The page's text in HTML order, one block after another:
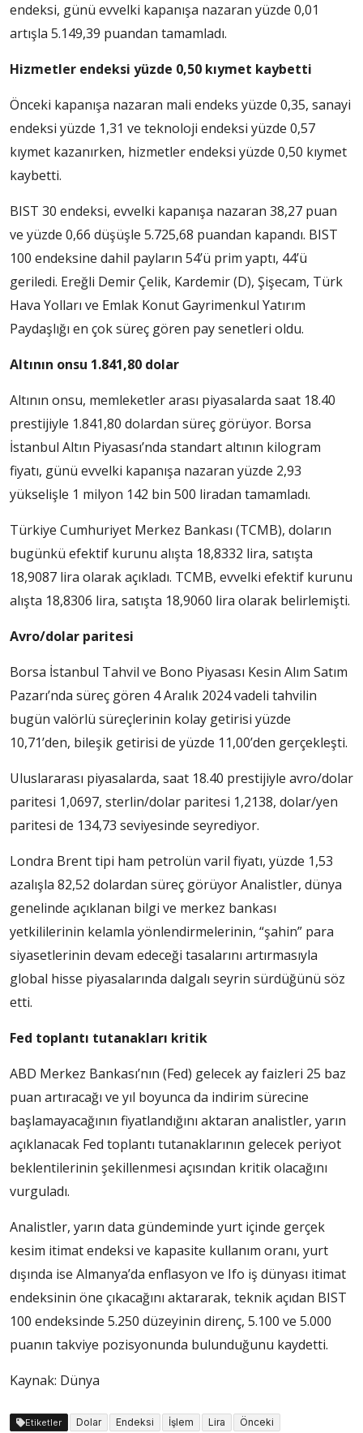
endeksi, günü evvelki kapanışa nazaran yüzde 0,01
artışla 5.149,39 puandan tamamladı.
Hizmetler endeksi yüzde 0,50 kıymet kaybetti
Önceki kapanışa nazaran mali endeks yüzde 0,35, sanayi
endeksi yüzde 1,31 ve teknoloji endeksi yüzde 0,57
kıymet kazanırken, hizmetler endeksi yüzde 0,50 kıymet
kaybetti.
BIST 30 endeksi, evvelki kapanışa nazaran 38,27 puan
ve yüzde 0,66 düşüşle 5.725,68 puandan kapandı. BIST
100 endeksine dahil payların 54’ü prim yaptı, 44’ü
geriledi. Ereğli Demir Çelik, Kardemir (D), Şişecam, Türk
Hava Yolları ve Emlak Konut Gayrimenkul Yatırım
Paydaşlığı en çok süreç gören pay senetleri oldu.
Altının onsu 1.841,80 dolar
Altının onsu, memleketler arası piyasalarda saat 18.40
prestijiyle 1.841,80 dolardan süreç görüyor. Borsa
İstanbul Altın Piyasası’nda standart altının kilogram
fiyatı, günü evvelki kapanışa nazaran yüzde 2,93
yükselişle 1 milyon 142 bin 500 liradan tamamladı.
Türkiye Cumhuriyet Merkez Bankası (TCMB), doların
bugünkü efektif kurunu alışta 18,8332 lira, satışta
18,9087 lira olarak açıkladı. TCMB, evvelki efektif kurunu
alışta 18,8306 lira, satışta 18,9060 lira olarak belirlemişti.
Avro/dolar paritesi
Borsa İstanbul Tahvil ve Bono Piyasası Kesin Alım Satım
Pazarı’nda süreç gören 4 Aralık 2024 vadeli tahvilin
bugün valörlü süreçlerinin kolay getirisi yüzde
10,71’den, bileşik getirisi de yüzde 11,00’den gerçekleşti.
Uluslararası piyasalarda, saat 18.40 prestijiyle avro/dolar
paritesi 1,0697, sterlin/dolar paritesi 1,2138, dolar/yen
paritesi de 134,73 seviyesinde seyrediyor.
Londra Brent tipi ham petrolün varil fiyatı, yüzde 1,53
azalışla 82,52 dolardan süreç görüyor Analistler, dünya
genelinde açıklanan bilgi ve merkez bankası
yetkililerinin kelamla yönlendirmelerinin, “şahin” para
siyasetlerinin devam edeceği tasalarını artırmasıyla
global hisse piyasalarında dalgalı seyrin sürdüğünü söz
etti.
Fed toplantı tutanakları kritik
ABD Merkez Bankası’nın (Fed) gelecek ay faizleri 25 baz
puan artıracağı ve yıl boyunca da indirim sürecine
başlamayacağının fiyatlandığını aktaran analistler, yarın
açıklanacak Fed toplantı tutanaklarının gelecek periyot
beklentilerinin şekillenmesi açısından kritik olacağını
vurguladı.
Analistler, yarın data gündeminde yurt içinde gerçek
kesim itimat endeksi ve kapasite kullanım oranı, yurt
dışında ise Almanya’da enflasyon ve Ifo iş dünyası itimat
endeksinin öne çıkacağını aktararak, teknik açıdan BIST
100 endeksinde 5.250 düzeyinin direnç, 5.100 ve 5.000
puanın takviye pozisyonunda bulunduğunu kaydetti.
Kaynak: Dünya
Etiketler Dolar Endeksi İşlem Lira Önceki